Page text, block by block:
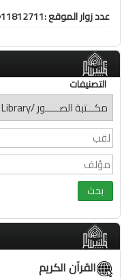
عدد زوار الموقع :11812711👁️
التصنيفات
القرآن الكريم